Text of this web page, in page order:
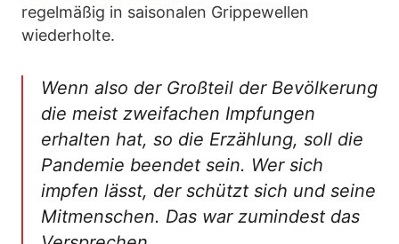
regelmäßig in saisonalen Grippewellen
wiederholte.
Wenn also der Großteil der Bevölkerung
die meist zweifachen Impfungen
erhalten hat, so die Erzählung, soll die
Pandemie beendet sein. Wer sich
impfen lässt, der schützt sich und seine
Mitmenschen. Das war zumindest das